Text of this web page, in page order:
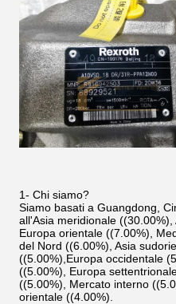
1- Chi siamo?
Siamo basati a Guangdong,
all'Asia meridionale
Europa orientale ((7.00%),
del Nord ((6.00%), Asia
((5.00%),Europa occidentale
((5.00%), Europa
((5.00%), Mercato interno
orientale ((4.00%).